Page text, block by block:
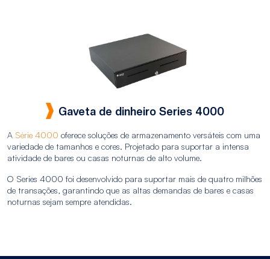
Gaveta de dinheiro Series 4000
A Série 4000 oferece soluções de armazenamento versáteis com uma
variedade de tamanhos e cores. Projetado para suportar a intensa
atividade de bares ou casas noturnas de alto volume.
O Series 4000 foi desenvolvido para suportar mais de quatro milhões
de transações, garantindo que as altas demandas de bares e casas
noturnas sejam sempre atendidas.